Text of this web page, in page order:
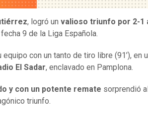
, logró un valioso triunfo por 2-1
9 de la Liga Española.
con un tanto de tiro libre (91’), en
El Sadar, enclavado en Pamplona.
y con un potente remate sorprendió
triunfo.